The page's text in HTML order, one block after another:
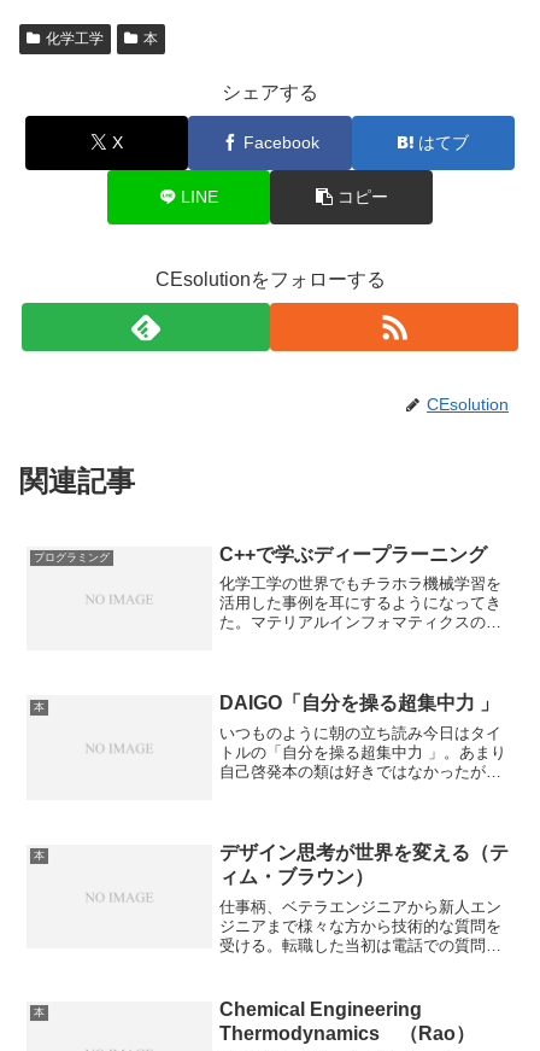
化学工学 本
シェアする
X Facebook はてブ
LINE コピー
CEsolutionをフォローする
CEsolution
関連記事
プログラミング C++で学ぶディープラーニング
化学工学の世界でもチラホラ機械学習を
活用した事例を耳にするようになってき
た。マテリアルインフォマティクスの分
の流れに乗り遅れないよう...
本 DAIGO「自分を操る超集中力 」
いつものように朝の立ち読み今日はタイ
トルの「自分を操る超集中力 」。あまり
自己啓発本の類は好きではなかったが、
会人としての型を作った...
本
デザイン思考が世界を変える（テ
ィム・ブラウン）
仕事柄、ベテラエンジニアから新人エン
ジニアまで様々な方から技術的な質問を
受ける。転職した当初は電話での質問が
ているわけでは無く、日本語で普通に話
しているのだが、いくつも...
本
Chemical Engineering
Thermodynamics （Rao）